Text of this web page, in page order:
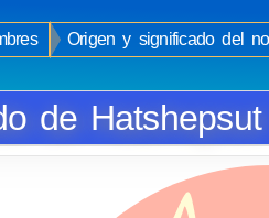
Origen y significado del
de Hatshepsut